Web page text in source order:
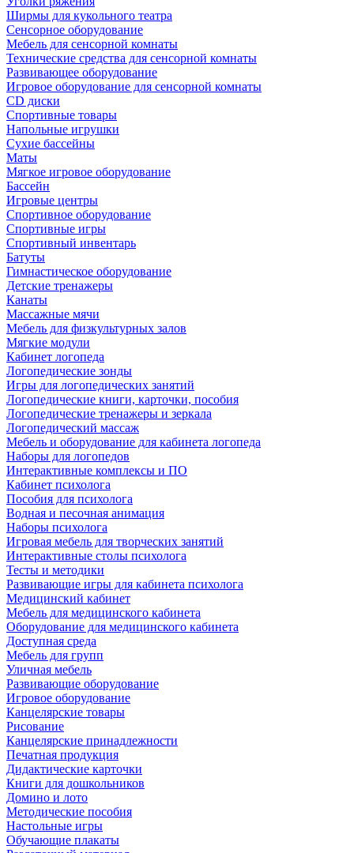
Ширмы для кукольного театра
Сенсорное оборудование
Мебель для сенсорной комнаты
Технические средства для сенсорной комнаты
Развивающее оборудование
Игровое оборудование для сенсорной комнаты
CD диски
Спортивные товары
Напольные игрушки
Сухие бассейны
Маты
Мягкое игровое оборудование
Бассейн
Игровые центры
Спортивное оборудование
Спортивные игры
Спортивный инвентарь
Батуты
Гимнастическое оборудование
Детские тренажеры
Канаты
Массажные мячи
Мебель для физкультурных залов
Мягкие модули
Кабинет логопеда
Логопедические зонды
Игры для логопедических занятий
Логопедические книги, карточки, пособия
Логопедические тренажеры и зеркала
Логопедический массаж
Мебель и оборудование для кабинета логопеда
Наборы для логопедов
Интерактивные комплексы и ПО
Кабинет психолога
Пособия для психолога
Водная и песочная анимация
Наборы психолога
Игровая мебель для творческих занятий
Интерактивные столы психолога
Тесты и методики
Развивающие игры для кабинета психолога
Медицинский кабинет
Мебель для медицинского кабинета
Оборудование для медицинского кабинета
Доступная среда
Мебель для групп
Уличная мебель
Развивающие оборудование
Игровое оборудование
Канцелярские товары
Рисование
Канцелярские принадлежности
Печатная продукция
Дидактические карточки
Книги для дошкольников
Домино и лото
Методические пособия
Настольные игры
Обучающие плакаты